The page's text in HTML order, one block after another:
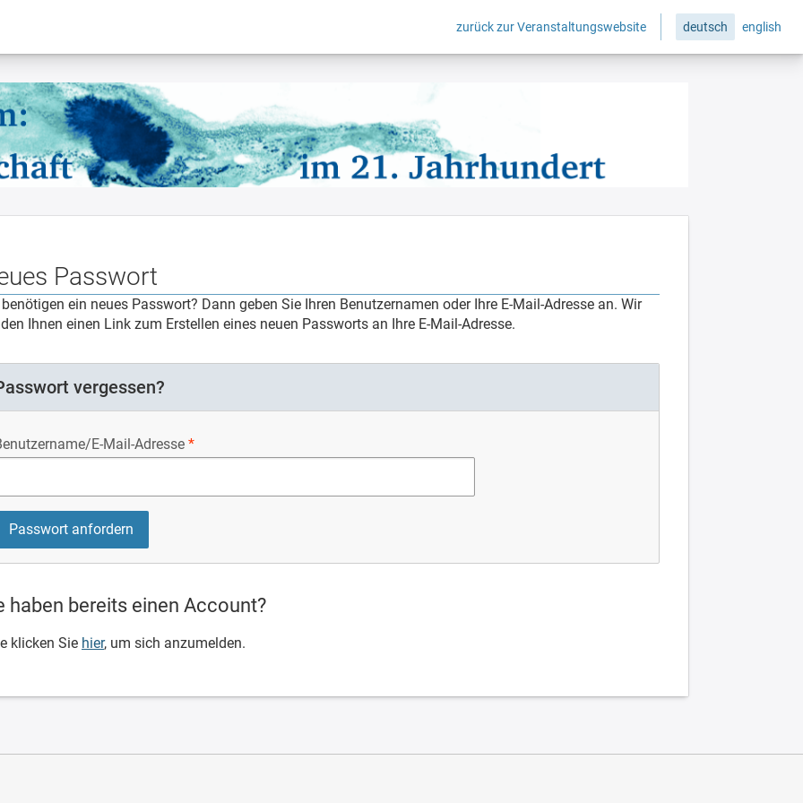
zurück zur Veranstaltungswebsite deutsch english
Passwort
ein neues Passwort? Dann geben Sie Ihren Benutzernamen oder Ihre E-Mail-Adresse an. Wir
Ihnen einen Link zum Erstellen eines neuen Passworts an Ihre E-Mail-Adresse.
vergessen?
E-Mail-Adresse
haben bereits einen Account?
klicken Sie hier, um sich anzumelden.